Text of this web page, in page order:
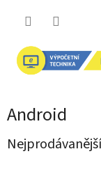
Android
Nejprodávanější